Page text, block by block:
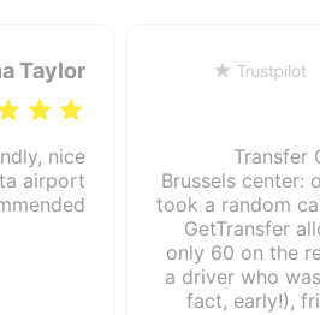
Transfer
Brussels center:
took a random
GetTransfer
only 60 on the
a driver who
fact, early!),
Taylor
nice
airport